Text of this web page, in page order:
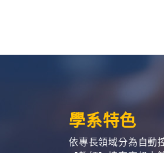
學系特色
依專長領域分為自動